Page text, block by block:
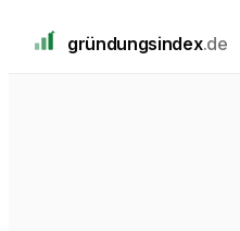
gründungsindex.de